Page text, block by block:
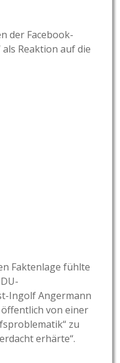
der Facebook-
als Reaktion auf die
Faktenlage fühlte
Ingolf Angermann
von einer
zu
erhärte“.